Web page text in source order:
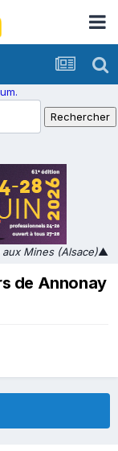
Mines (Alsace)▲
de Annonay